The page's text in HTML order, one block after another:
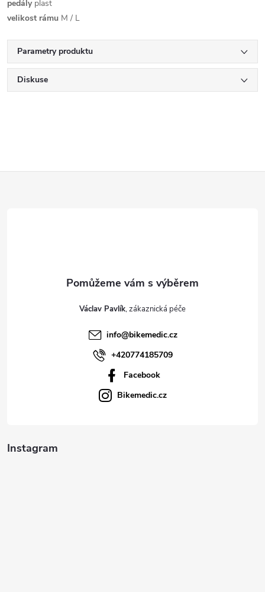
pedályplast
velikost rámu M / L
Parametry produktu
Diskuse
Václav Pavlík
info@bikemedic.cz
+420774185709
Facebook
Bikemedic.cz
Instagram